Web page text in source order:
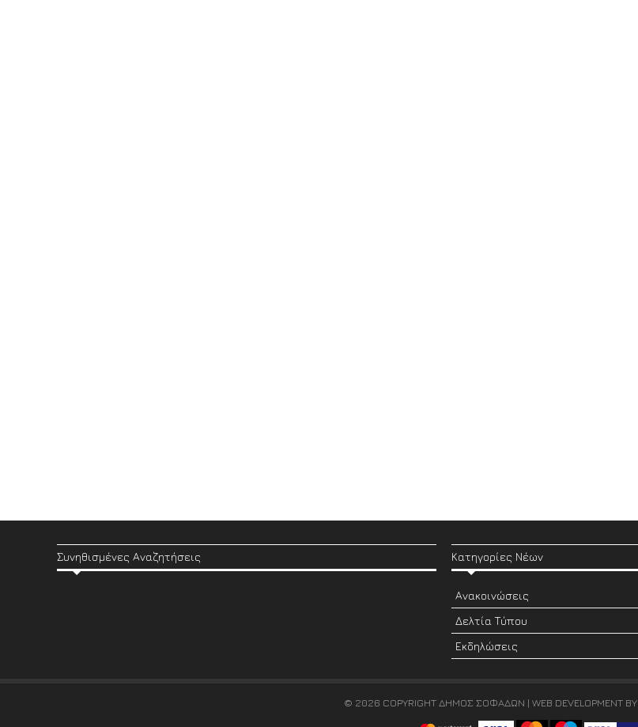
Συνηθισμένες Αναζητήσεις Κατηγορίες Νέων
Ανακοινώσεις
Δελτία Τύπου
Εκδηλώσεις
© 2026 COPYRIGHT ΔΗΜΟΣ ΣΟΦΑΔΩΝ | WEB DEVELOPMENT BY